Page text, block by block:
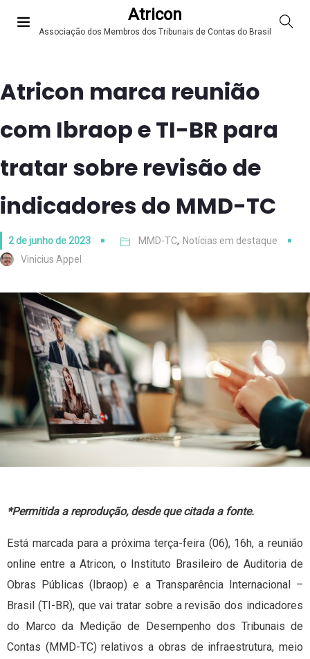
Atricon
Associação dos Membros dos Tribunais de Contas do Brasil
Atricon marca reunião
com Ibraop e TI-BR para
tratar sobre revisão de
indicadores do MMD-TC
2 de junho de 2023 MMD-TC, Notícias em destaque
Vinicius Appel
*Permitida a reprodução, desde que citada a fonte.
Está marcada para a próxima terça-feira (06), 16h, a reunião
online entre a Atricon, o Instituto Brasileiro de Auditoria de
Obras Públicas (Ibraop) e a Transparência Internacional –
Brasil (TI-BR), que vai tratar sobre a revisão dos indicadores
do Marco da Medição de Desempenho dos Tribunais de
Contas (MMD-TC) relativos a obras de infraestrutura, meio